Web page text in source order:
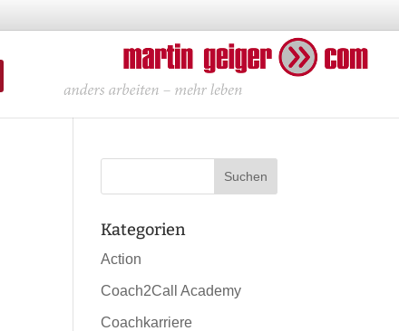
Kategorien
Action
Coach2Call Academy
Coachkarriere